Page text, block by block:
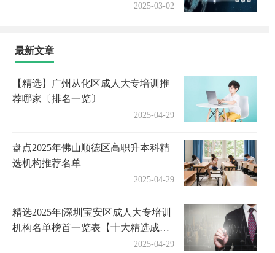
2025-03-02
最新文章
【精选】广州从化区成人大专培训推
荐哪家〔排名一览〕
2025-04-29
盘点2025年佛山顺德区高职升本科精
选机构推荐名单
2025-04-29
精选2025年|深圳宝安区成人大专培训
机构名单榜首一览表【十大精选成人
2025-04-29